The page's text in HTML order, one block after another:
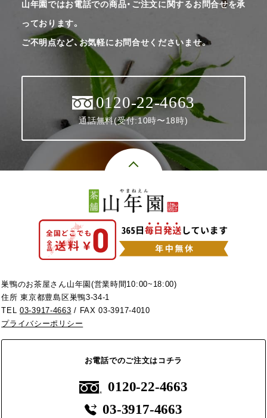
山年園ではお電話での商品・ご注文に関するお問合せを承
っております。
ご不明点など、お気軽にお問合せくださいませ。
0120-22-4663
通話無料(受付:10時〜18時)
巣鴨のお茶屋さん山年園(営業時間10:00~18:00)
住所 東京都豊島区巣鴨3-34-1
TEL03-3917-4663 / FAX 03-3917-4010
プライバシーポリシー
お電話でのご注文はコチラ
0120-22-4663
03-3917-4663